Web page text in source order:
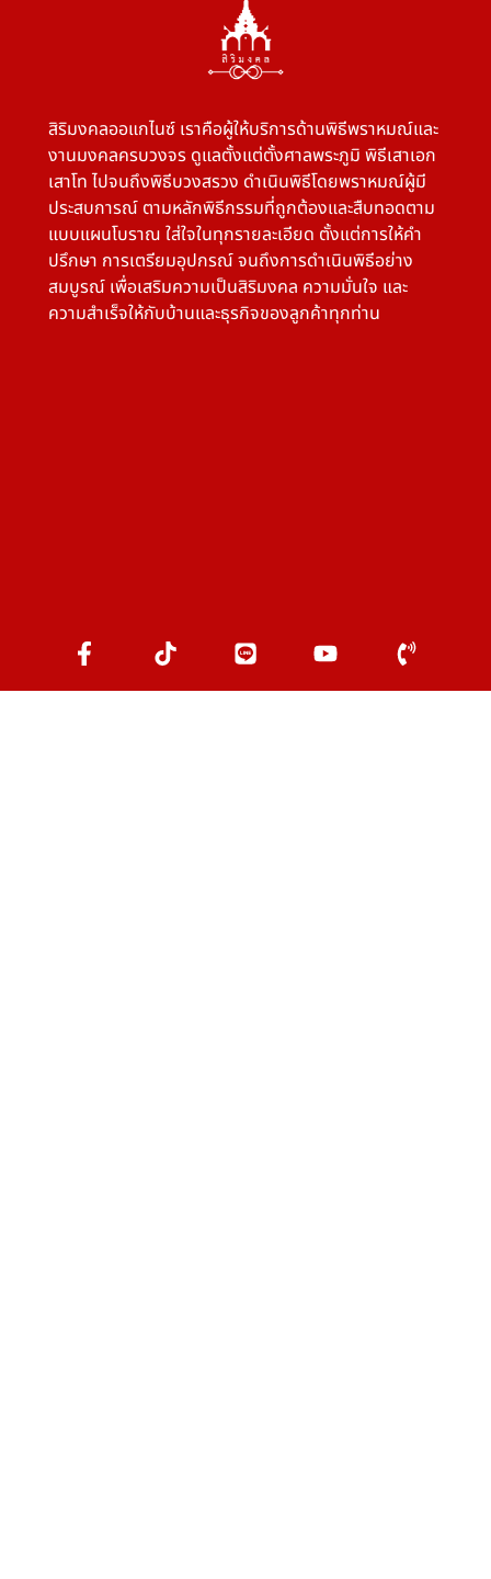
สิริมงคลออแกไนซ์ เราคือผู้ให้บริการด้านพิธีพราหมณ์และ
งานมงคลครบวงจร ดูแลตั้งแต่ตั้งศาลพระภูมิ พิธีเสาเอก
เสาโท ไปจนถึงพิธีบวงสรวง ดำเนินพิธีโดยพราหมณ์ผู้มี
ประสบการณ์ ตามหลักพิธีกรรมที่ถูกต้องและสืบทอดตาม
แบบแผนโบราณ ใส่ใจในทุกรายละเอียด ตั้งแต่การให้คำ
ปรึกษา การเตรียมอุปกรณ์ จนถึงการดำเนินพิธีอย่าง
สมบูรณ์ เพื่อเสริมความเป็นสิริมงคล ความมั่นใจ และ
ความสำเร็จให้กับบ้านและธุรกิจของลูกค้าทุกท่าน